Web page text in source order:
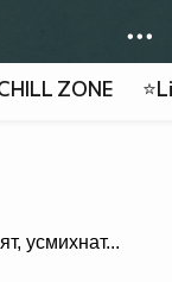
ZONE
усмихнат...